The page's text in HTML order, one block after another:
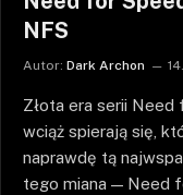
NFS
Autor: Dark Archon
Złota era serii
wciąż spierają się,
naprawdę tą
tego miana — Need